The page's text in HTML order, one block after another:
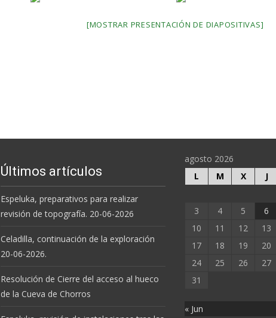
[MOSTRAR PRESENTACIÓN DE DIAPOSITIVAS]
Últimos artículos
Espeluka, preparativos para realizar
revisión de topografía. 20-06-2026
Celadilla, continuación de la exploración
20-06-2026.
Resolución de Cierre del acceso al hueco
de la Cueva de Chorros
agosto 2026
L
M X J
3
4 5 6
10
11 12 13
17
18 19 20
24
25 26 27
31
« Jun